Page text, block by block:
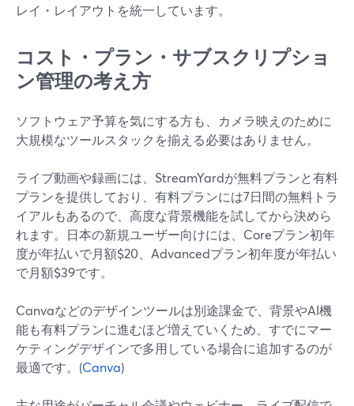
レイ・レイアウトを統一しています。
コスト・プラン・サブスクリプショ
ン管理の考え方
ソフトウェア予算を気にする方も、カメラ映えのために
大規模なツールスタックを揃える必要はありません。
ライブ動画や録画には、StreamYardが無料プランと有料
プランを提供しており、有料プランには7日間の無料トラ
イアルもあるので、高度な背景機能を試してから決めら
れます。日本の新規ユーザー向けには、Coreプラン初年
度が年払いで月額$20、Advancedプラン初年度が年払い
で月額$39です。
Canvaなどのデザインツールは別途課金で、背景やAI機
能も有料プランに進むほど増えていくため、すでにマー
ケティングデザインで多用している場合に追加するのが
最適です。(Canva)